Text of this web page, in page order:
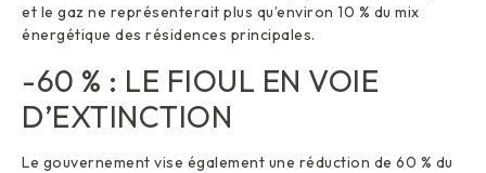
et le gaz ne représenterait plus qu’environ 10 % du mix
énergétique des résidences principales.
-60 % : LE FIOUL EN VOIE
D’EXTINCTION
Le gouvernement vise également une réduction de 60 % du